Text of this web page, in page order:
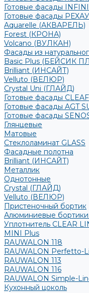
Готовые фасады
Готовые фасады РЕХАУ
Aquarelle (АКВАРЕЛЬ)
Forest (КРОНА)
Volcano (ВУЛКАН)
Фасады из
Basic Plus (БЕЙСИК
Brilliant (ИНСАЙТ)
Velluto (ВЕЛЮР)
Crystal Uni (ГЛАЙД)
Готовые фасады CLEAF
Готовые фасады AGT
Готовые фасады
Глянцевые
Матовые
Стеклоламинат GLASS
Фасадные полотна
Brilliant (ИНСАЙТ)
Металлик
Однотонные
Crystal (ГЛАЙД)
Velluto (ВЕЛЮР)
Пристеночный бортик
Алюминиевые
Уплотнитель CLEAR
MINI Plus
RAUWALON 118
RAUWALON Perfetto-
RAUWALON 113
RAUWALON 116
RAUWALON Simple-
Кухонный цоколь